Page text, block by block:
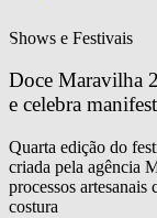
Shows e Festivais
Doce Maravilha
e celebra
Quarta edição do
criada pela agência
processos
costura